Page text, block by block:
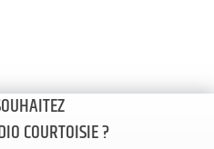
COURTOISIE ?